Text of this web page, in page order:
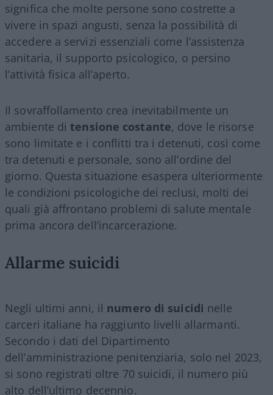
significa che molte persone sono costrette a
vivere in spazi angusti, senza la possibilità di
accedere a servizi essenziali come l’assistenza
sanitaria, il supporto psicologico, o persino
l’attività fisica all’aperto.
Il sovraffollamento crea inevitabilmente un
ambiente ditensione costante, dove le risorse
sono limitate e i conflitti tra i detenuti, così come
tra detenuti e personale, sono all’ordine del
giorno. Questa situazione esaspera ulteriormente
le condizioni psicologiche dei reclusi, molti dei
quali già affrontano problemi di salute mentale
prima ancora dell’incarcerazione.
Allarme suicidi
Negli ultimi anni, il numero di suicidi nelle
carceri italiane ha raggiunto livelli allarmanti.
Secondo i dati del Dipartimento
dell’amministrazione penitenziaria, solo nel 2023,
si sono registrati oltre 70 suicidi, il numero più
alto dell’ultimo decennio.